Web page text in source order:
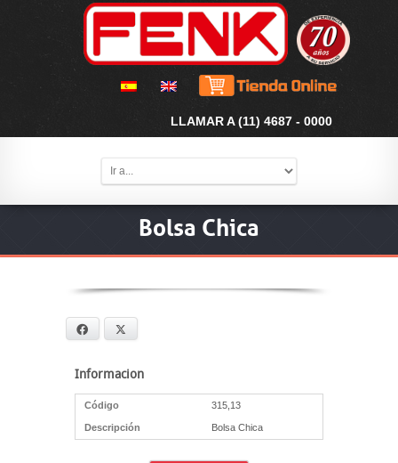
LLAMAR A (11) 4687 - 0000
Bolsa Chica
Facebook
Informacion
Código 315,13
Descripción Bolsa Chica